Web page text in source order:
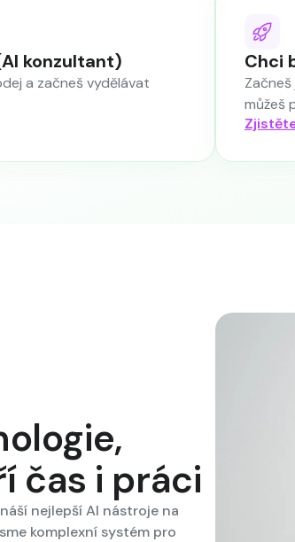
konzultant)
a začneš vydělávat
Chci
můžeš
čas i práci
nejlepší AI nástroje na
komplexní systém pro